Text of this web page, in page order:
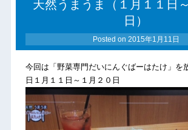
天然うまうま（１月１１日
日）
Posted on 2015年1月11日
今回は「野菜専門だいにんぐばーはたけ」を
日１月１１日～１月２０日